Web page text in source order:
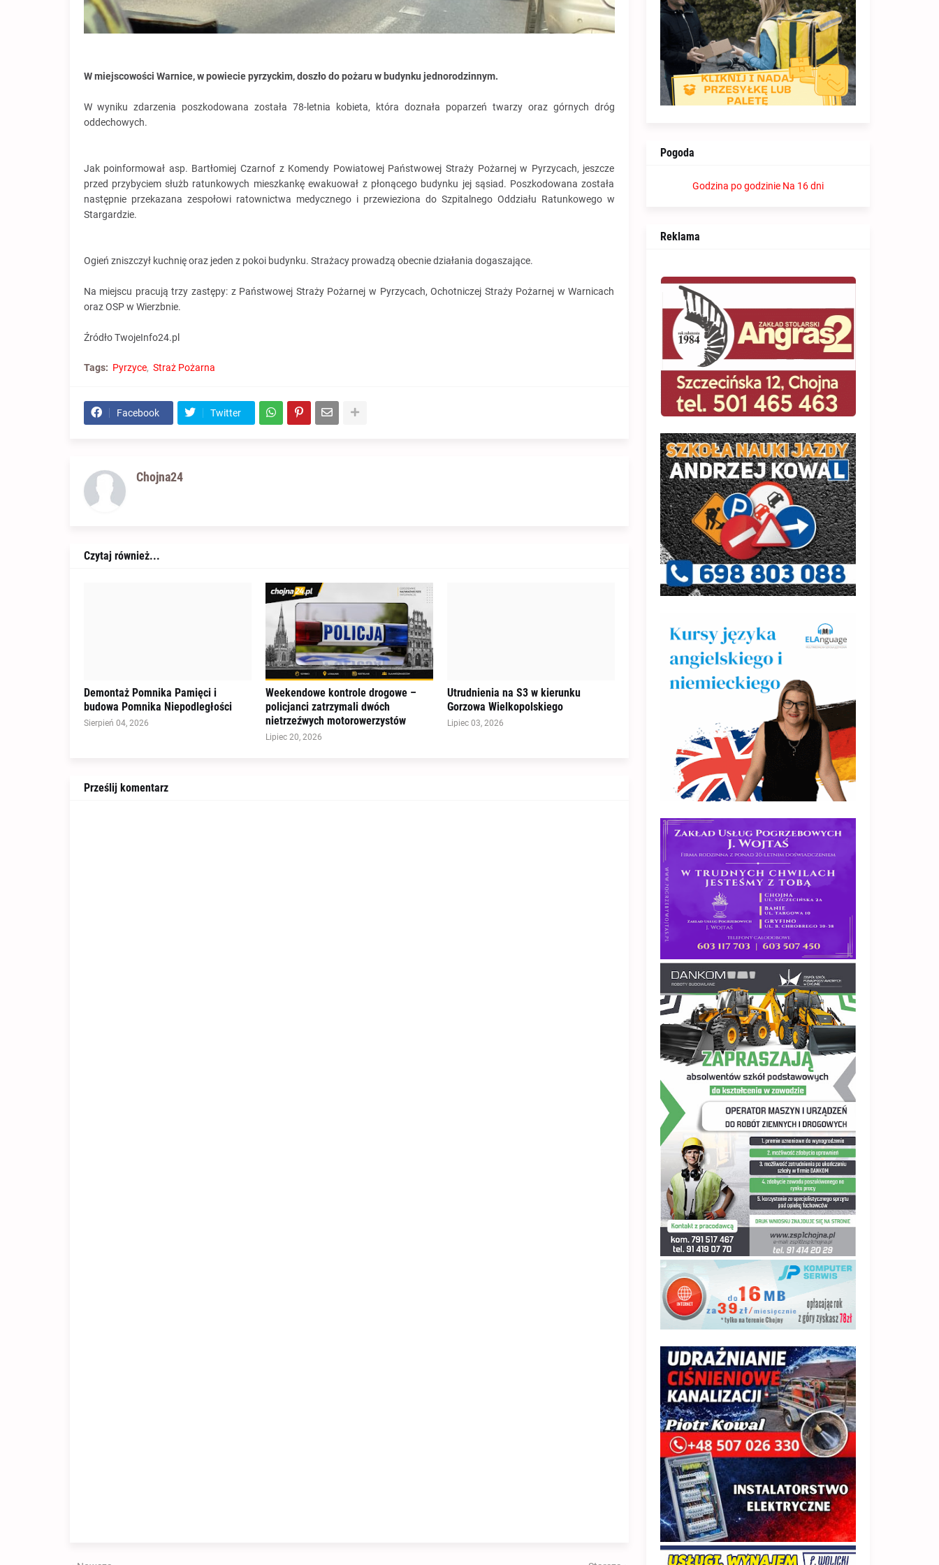
W miejscowości Warnice, w powiecie pyrzyckim, doszło do pożaru w budynku jednorodzinnym.
W wyniku zdarzenia poszkodowana została 78-letnia kobieta, która doznała poparzeń twarzy oraz górnych dróg
oddechowych.
Jak poinformował asp. Bartłomiej Czarnof z Komendy Powiatowej Państwowej Straży Pożarnej w Pyrzycach, jeszcze
przed przybyciem służb ratunkowych mieszkankę ewakuował z płonącego budynku jej sąsiad. Poszkodowana została
następnie przekazana zespołowi ratownictwa medycznego i przewieziona do Szpitalnego Oddziału Ratunkowego w
Stargardzie.
Ogień zniszczył kuchnię oraz jeden z pokoi budynku. Strażacy prowadzą obecnie działania dogaszające.
Na miejscu pracują trzy zastępy: z Państwowej Straży Pożarnej w Pyrzycach, Ochotniczej Straży Pożarnej w Warnicach
oraz OSP w Wierzbnie.
Źródło TwojeInfo24.pl
Tags: Pyrzyce Straż Pożarna
Facebook Twitter
Chojna24
Czytaj również...
Demontaż Pomnika Pamięci i
budowa Pomnika Niepodległości
Sierpień 04, 2026
Weekendowe kontrole drogowe –
policjanci zatrzymali dwóch
nietrzeźwych motorowerzystów
Lipiec 20, 2026
Utrudnienia na S3 w kierunku
Gorzowa Wielkopolskiego
Lipiec 03, 2026
Prześlij komentarz
Pogoda
Godzina po godzinie Na 16 dni
Reklama